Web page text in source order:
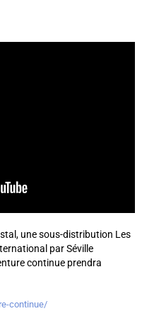
une sous-distribution Les
par Séville
continue prendra
continue/